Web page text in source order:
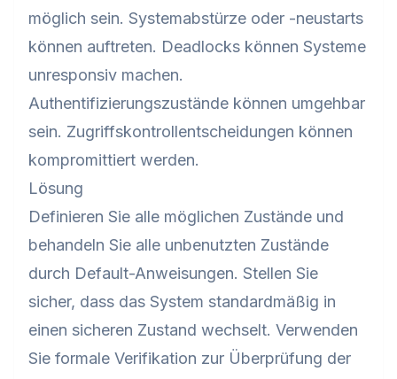
möglich sein. Systemabstürze oder -neustarts
können auftreten. Deadlocks können Systeme
unresponsiv machen.
Authentifizierungszustände können umgehbar
sein. Zugriffskontrollentscheidungen können
kompromittiert werden.
Lösung
Definieren Sie alle möglichen Zustände und
behandeln Sie alle unbenutzten Zustände
durch Default-Anweisungen. Stellen Sie
sicher, dass das System standardmäßig in
einen sicheren Zustand wechselt. Verwenden
Sie formale Verifikation zur Überprüfung der